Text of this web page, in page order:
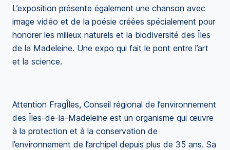
L’exposition présente également une chanson avec
image vidéo et de la poésie créées spécialement pour
honorer les milieux naturels et la biodiversité des Îles
de la Madeleine. Une expo qui fait le pont entre l’art
et la science.
Attention FragÎles, Conseil régional de l’environnement
des Îles-de-la-Madeleine est un organisme qui œuvre
à la protection et à la conservation de
l’environnement de l’archipel depuis plus de 35 ans. Sa